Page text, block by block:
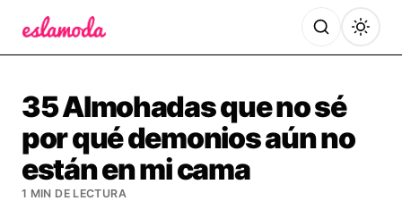
35 Almohadas que no sé
por qué demonios aún no
están en mi cama
1 MIN DE LECTURA